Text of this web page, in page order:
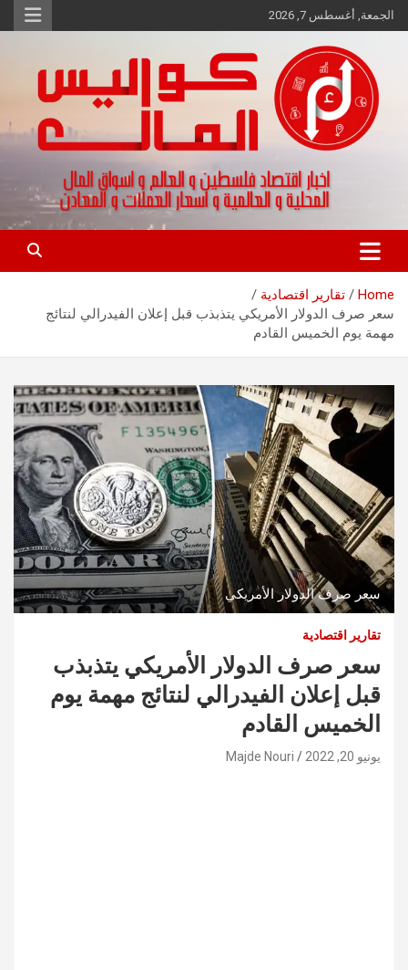
Skip
to
الجمعة, أغسطس 7, 2026
كواليس المال
اخبار اقتصاد فلسطين و العالم و تقارير اسواق المال و العملات
Home
تقارير اقتصادية
سعر صرف الدولار الأمريكي يتذبذب قبل إعلان الفيدرالي لنتائج
مهمة يوم الخميس القادم
سعر صرف الدولار الأمريكي
تقارير اقتصادية
سعر صرف الدولار الأمريكي يتذبذب
قبل إعلان الفيدرالي لنتائج مهمة يوم
الخميس القادم
يونيو 20, 2022 Majde Nouri